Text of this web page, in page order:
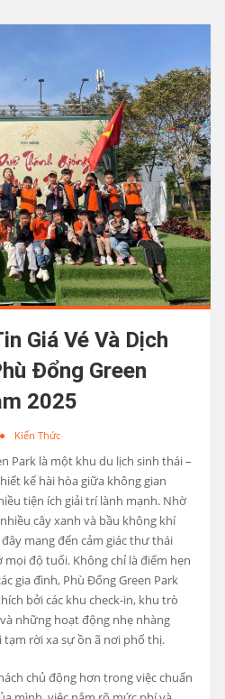
Giá Vé Và Dịch
Đổng Green
2025
Kiến Thức
Park là một khu du lịch sinh thái –
kế hài hòa giữa không gian
tiện ích giải trí lành mạnh. Nhờ
cây xanh và bầu không khí
mang đến cảm giác thư thái
mọi độ tuổi. Không chỉ là điểm hẹn
gia đình, Phù Đổng Green Park
bởi các khu check-in, khu trò
những hoạt động nhẹ nhàng
tạm rời xa sự ồn ã nơi phố thị.
chủ động hơn trong việc chuẩn